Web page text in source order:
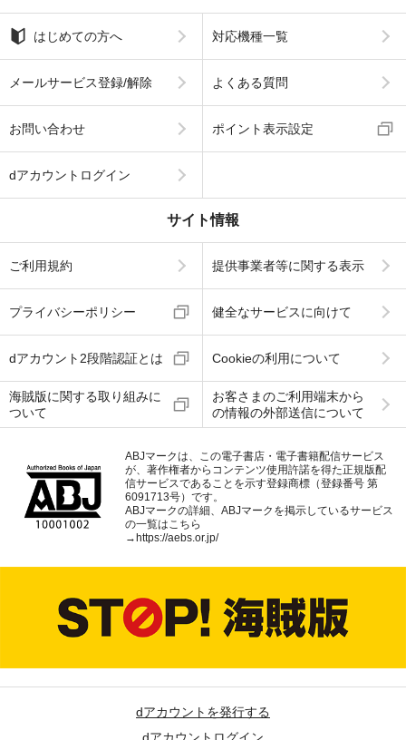
はじめての方へ 対応機種一覧
メールサービス登録/解除 よくある質問
お問い合わせ ポイント表示設定
dアカウントログイン
サイト情報
ご利用規約 提供事業者等に関する表示
プライバシーポリシー 健全なサービスに向けて
dアカウント2段階認証とは Cookieの利用について
海賊版に関する取り組みに
ついて
お客さまのご利用端末から
の情報の外部送信について
ABJマークは、この電子書店・電子書籍配信サービス
が、著作権者からコンテンツ使用許諾を得た正規版配
信サービスであることを示す登録商標（登録番号 第
6091713号）です。
ABJマークの詳細、ABJマークを掲示しているサービス
の一覧はこちら
→https://aebs.or.jp/
dアカウントを発行する
dアカウントログイン